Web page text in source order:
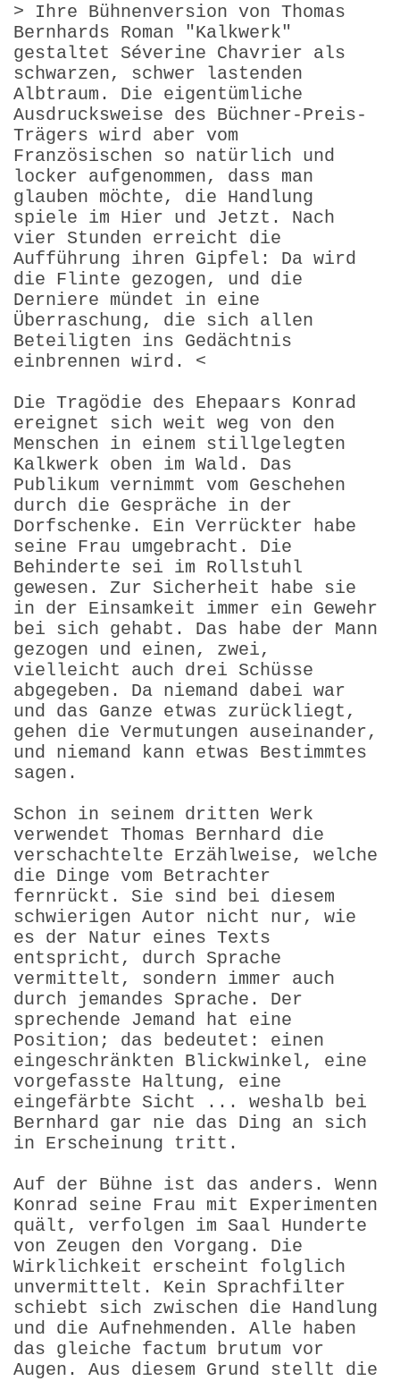
> Ihre Bühnenversion von Thomas
Bernhards Roman "Kalkwerk"
gestaltet Séverine Chavrier als
schwarzen, schwer lastenden
Albtraum. Die eigentümliche
Ausdrucksweise des Büchner-Preis-
Trägers wird aber vom
Französischen so natürlich und
locker aufgenommen, dass man
glauben möchte, die Handlung
spiele im Hier und Jetzt. Nach
vier Stunden erreicht die
Aufführung ihren Gipfel: Da wird
die Flinte gezogen, und die
Derniere mündet in eine
Überraschung, die sich allen
Beteiligten ins Gedächtnis
einbrennen wird. <
Die Tragödie des Ehepaars Konrad
ereignet sich weit weg von den
Menschen in einem stillgelegten
Kalkwerk oben im Wald. Das
Publikum vernimmt vom Geschehen
durch die Gespräche in der
Dorfschenke. Ein Verrückter habe
seine Frau umgebracht. Die
Behinderte sei im Rollstuhl
gewesen. Zur Sicherheit habe sie
in der Einsamkeit immer ein Gewehr
bei sich gehabt. Das habe der Mann
gezogen und einen, zwei,
vielleicht auch drei Schüsse
abgegeben. Da niemand dabei war
und das Ganze etwas zurückliegt,
gehen die Vermutungen auseinander,
und niemand kann etwas Bestimmtes
sagen.
Schon in seinem dritten Werk
verwendet Thomas Bernhard die
verschachtelte Erzählweise, welche
die Dinge vom Betrachter
fernrückt. Sie sind bei diesem
schwierigen Autor nicht nur, wie
es der Natur eines Texts
entspricht, durch Sprache
vermittelt, sondern immer auch
durch jemandes Sprache. Der
sprechende Jemand hat eine
Position; das bedeutet: einen
eingeschränkten Blickwinkel, eine
vorgefasste Haltung, eine
eingefärbte Sicht ... weshalb bei
Bernhard gar nie das Ding an sich
in Erscheinung tritt.
Auf der Bühne ist das anders. Wenn
Konrad seine Frau mit Experimenten
quält, verfolgen im Saal Hunderte
von Zeugen den Vorgang. Die
Wirklichkeit erscheint folglich
unvermittelt. Kein Sprachfilter
schiebt sich zwischen die Handlung
und die Aufnehmenden. Alle haben
das gleiche factum brutum vor
Augen. Aus diesem Grund stellt die